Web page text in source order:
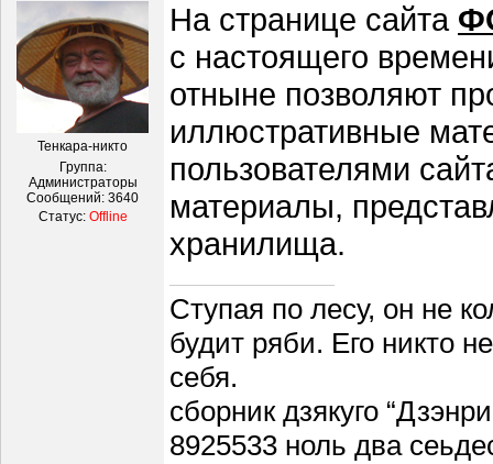
Тенкара-никто
Группа:
Администраторы
Сообщений: 3640
Статус: Offline
На странице сайта
с настоящего
отныне позволяют
иллюстративные
пользователями
материалы,
хранилища.
Ступая по лесу, он не
будит ряби. Его никто
себя.
сборник дзякуго
8925533 ноль два